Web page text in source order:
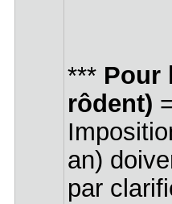
***Pour
rôdent)
an)
par